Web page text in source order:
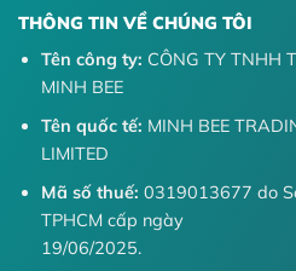
THÔNG TIN VỀ CHÚNG TÔI
Tên công ty: CÔNG TY TNHH
MINH BEE
Tên quốc tế: MINH BEE
LIMITED
Mã số thuế: 0319013677 do
TPHCM cấp ngày
19/06/2025.